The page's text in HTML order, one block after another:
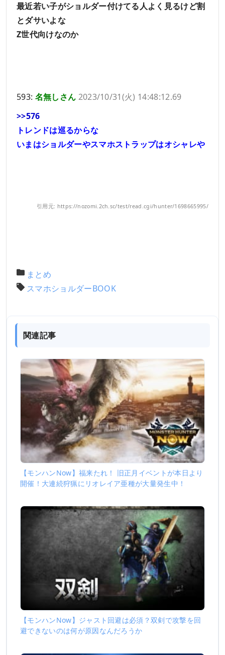
最近若い子がショルダー付けてる人よく見るけど割
とダサいよな
Z世代向けなのか
593: 名無しさん 2023/10/31(火) 14:48:12.69
>>576
トレンドは巡るからな
いまはショルダーやスマホストラップはオシャレや
引用元: https://nozomi.2ch.sc/test/read.cgi/hunter/1698665995/
まとめ
スマホショルダーBOOK
関連記事
【モンハンNow】福来たれ！ 旧正月イベントが本日より
開催！大連続狩猟にリオレイア亜種が大量発生中！
【モンハンNow】ジャスト回避は必須？双剣で攻撃を回
避できないのは何が原因なんだろうか